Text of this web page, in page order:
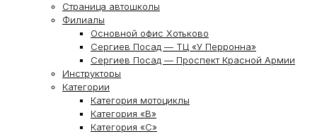
Страница автошколы
Филиалы
Основной офис Хотьково
Сергиев Посад — ТЦ «У Перронна»
Сергиев Посад — Проспект Красной Армии
Инструкторы
Категории
Категория мотоциклы
Категория «В»
Категория «С»